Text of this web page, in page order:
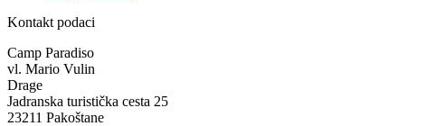
Kontakt podaci
Camp Paradiso
vl. Mario Vulin
Drage
Jadranska turistička cesta 25
23211 Pakoštane